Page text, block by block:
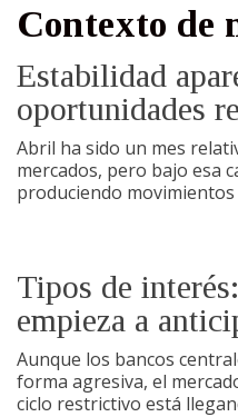
Contexto de
Estabilidad
oportunidades
Abril ha sido un mes
mercados, pero bajo esa
produciendo
Tipos de
empieza a
Aunque los bancos
forma agresiva, el
ciclo restrictivo está